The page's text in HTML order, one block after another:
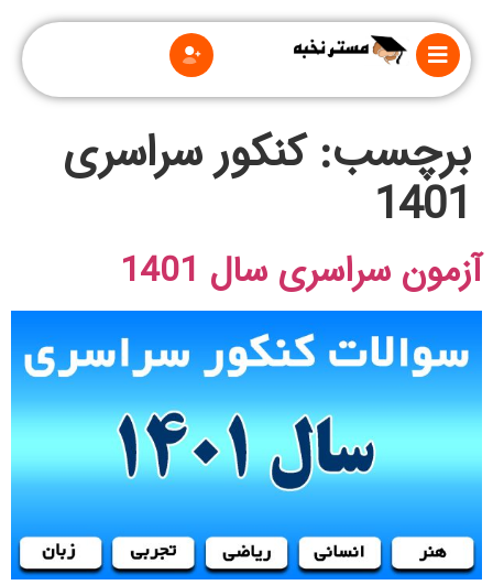
ما
قوانین
مقررات
برچسب:کنکور سراسری
1401
آزمون سراسری سال 1401